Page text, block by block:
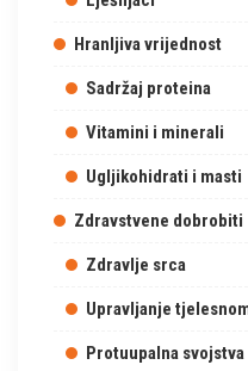
Hranljiva vrijednost
Sadržaj proteina
Vitamini i minerali
Ugljikohidrati i masti
Zdravstvene dobrobiti
Zdravlje srca
Upravljanje
Protuupalna svojstva